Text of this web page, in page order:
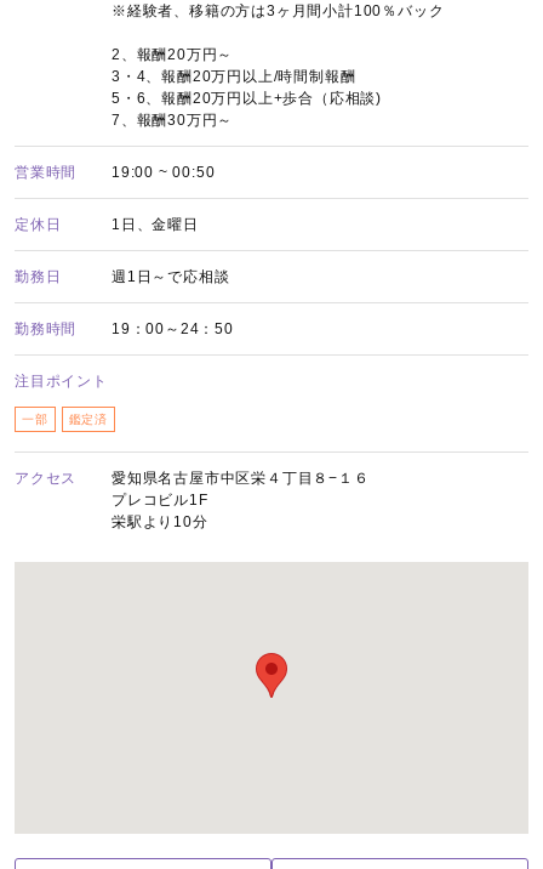
※経験者、移籍の方は3ヶ月間小計100％バック
2、報酬20万円～
3・4、報酬20万円以上/時間制報酬
5・6、報酬20万円以上+歩合（応相談)
7、報酬30万円～
営業時間 19:00 ~ 00:50
定休日 1日、金曜日
勤務日 週1日～で応相談
勤務時間 19：00～24：50
注目ポイント
一部 鑑定済
アクセス
愛知県名古屋市中区栄４丁目８−１６
プレコビル1F
栄駅より10分